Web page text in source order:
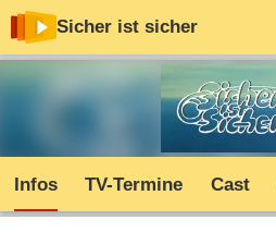
Sicher ist sicher
Infos TV-Termine Cast